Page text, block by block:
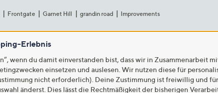
Frontgate Garnet Hill grandin road Improvements
Erlebnis
wenn du damit einverstanden bist, dass wir in
einsetzen und auslesen. Wir nutzen diese für
nicht erforderlich). Deine Zustimmung ist freiwillig und
änderst. Dies lässt die Rechtmäßigkeit der bisherigen